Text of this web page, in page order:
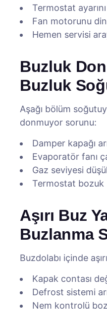
Termostat
Fan motorunu
Hemen servisi
Buzluk
Buzluk
Aşağı bölüm
donmuyor sorunu:
Damper kapağı
Evaporatör fanı
Gaz seviyesi
Termostat bozuk
Aşırı Buz
Buzlanma
Buzdolabı içinde
Kapak contası
Defrost sistemi
Nem kontrolü